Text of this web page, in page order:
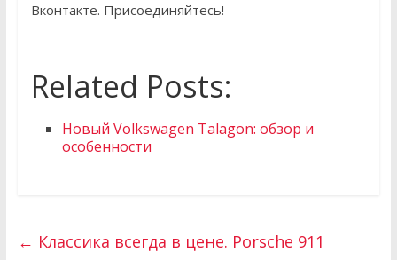
Вконтакте. Присоединяйтесь!
Related Posts:
Новый Volkswagen Talagon: обзор и
особенности
← Классика всегда в цене. Porsche 911